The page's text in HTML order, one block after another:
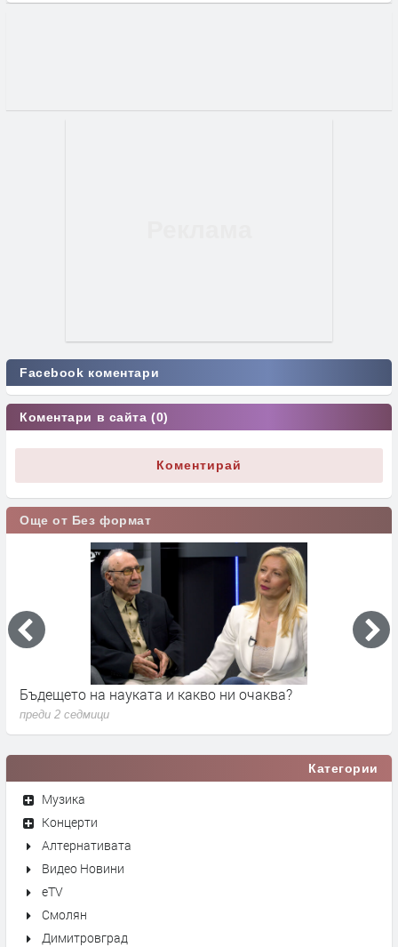
Facebook коментари
Коментари в сайта (0)
Коментирай
Още от Без формат
Бъдещето на науката и какво ни очаква?
преди 2 седмици
Категории
Музика
Концерти
Алтернативата
Видео Новини
eTV
Смолян
Димитровград